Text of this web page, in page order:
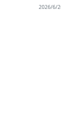
2026/6/2